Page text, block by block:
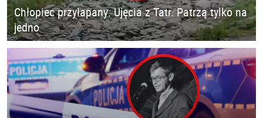
Chłopiec przyłapany. Ujęcia z Tatr. Patrzą tylko na
jedno